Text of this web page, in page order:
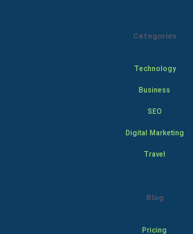
Categories
Technology
Business
SEO
Digital Marketing
Travel
Blog
Pricing